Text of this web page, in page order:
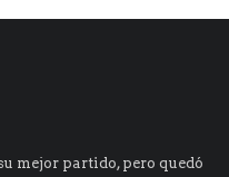
mejor partido, pero quedó